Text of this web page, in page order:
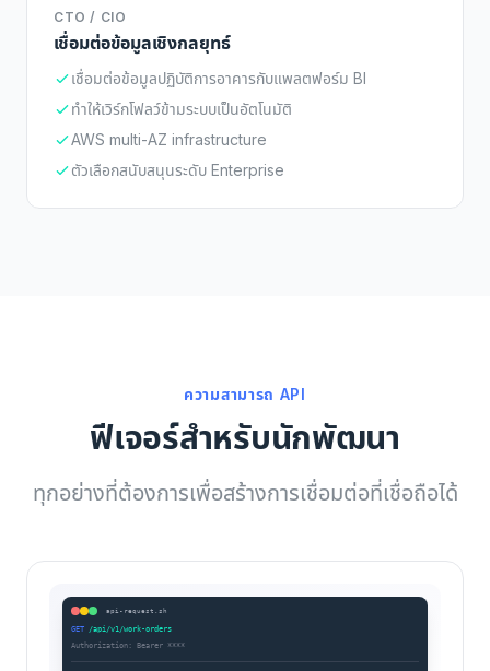
CTO / CIO
เชื่อมต่อข้อมูลเชิงกลยุทธ์
เชื่อมต่อข้อมูลปฏิบัติการอาคารกับแพลตฟอร์ม BI
ทำให้เวิร์กโฟลว์ข้ามระบบเป็นอัตโนมัติ
AWS multi-AZ infrastructure
ตัวเลือกสนับสนุนระดับ Enterprise
ความสามารถ API
ฟีเจอร์สำหรับนักพัฒนา
ทุกอย่างที่ต้องการเพื่อสร้างการเชื่อมต่อที่เชื่อถือได้
api-request.sh
GET
/api/v1/work-orders
Authorization: Bearer ****